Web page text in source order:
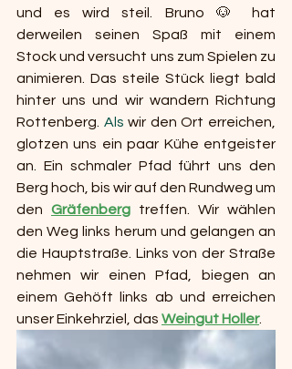
und es wird steil. Bruno 🐶 hat
derweilen seinen Spaß mit einem
Stock und versucht uns zum Spielen zu
animieren. Das steile Stück liegt bald
hinter uns und wir wandern Richtung
Rottenberg. Als wir den Ort erreichen,
glotzen uns ein paar Kühe entgeister
an. Ein schmaler Pfad führt uns den
Berg hoch, bis wir auf den Rundweg um
den Gräfenberg treffen. Wir wählen
den Weg links herum und gelangen an
die Hauptstraße. Links von der Straße
nehmen wir einen Pfad, biegen an
einem Gehöft links ab und erreichen
unser Einkehrziel, das Weingut Holler.